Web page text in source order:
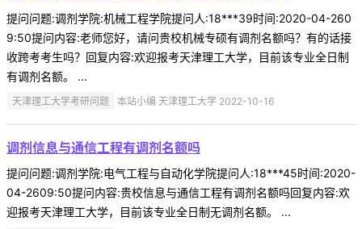
提问问题:调剂学院:机械工程学院提问人:18***39时间:2020-04-260
9:50提问内容:老师您好，请问贵校机械专硕有调剂名额吗？有的话接
收跨考考生吗？回复内容:欢迎报考天津理工大学，目前该专业全日制
有调剂名额。 ...
天津理工大学考研问题 本站小编 天津理工大学 2022-10-16
调剂信息与通信工程有调剂名额吗
提问问题:调剂学院:电气工程与自动化学院提问人:18***45时间:2020-
04-2609:50提问内容:贵校信息与通信工程有调剂名额吗回复内容:欢
迎报考天津理工大学，目前该专业全日制无调剂名额。 ...